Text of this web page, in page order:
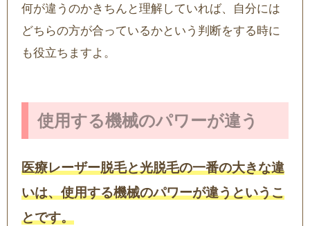
何が違うのかきちんと理解していれば、自分には
どちらの方が合っているかという判断をする時に
も役立ちますよ。
使用する機械のパワーが違う
医療レーザー脱毛と光脱毛の一番の大きな違
いは、使用する機械のパワーが違うというこ
とです。